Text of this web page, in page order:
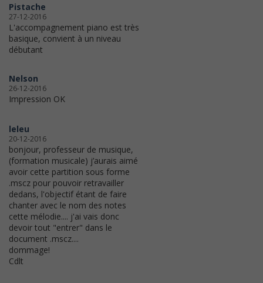
Pistache
27-12-2016
L'accompagnement piano est très
basique, convient à un niveau
débutant
Nelson
26-12-2016
Impression OK
leleu
20-12-2016
bonjour, professeur de musique,
(formation musicale) j’aurais aimé
avoir cette partition sous forme
.mscz pour pouvoir retravailler
dedans, l'objectif étant de faire
chanter avec le nom des notes
cette mélodie.... j'ai vais donc
devoir tout "entrer" dans le
document .mscz....
dommage!
Cdlt